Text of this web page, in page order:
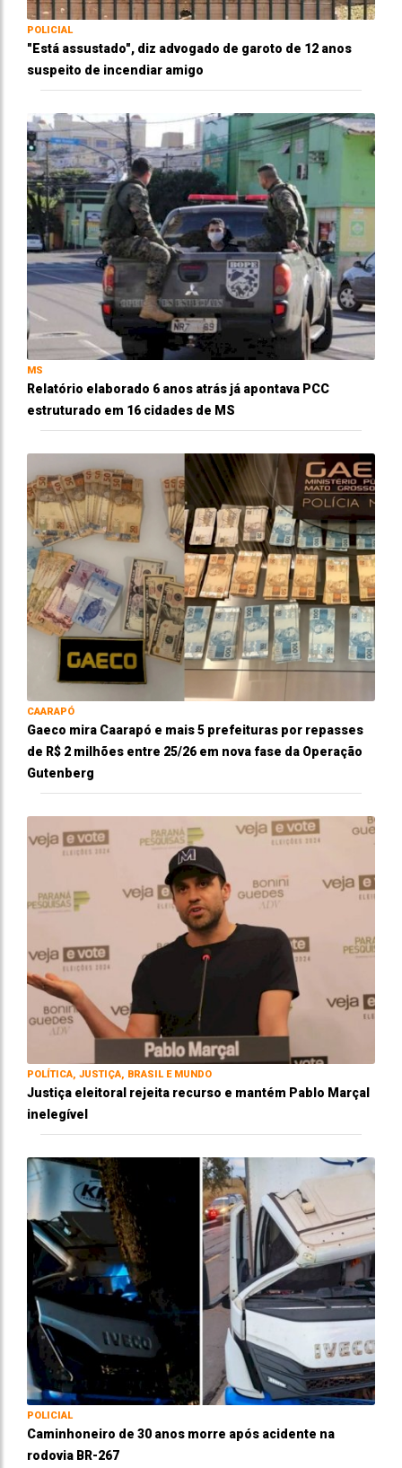
POLICIAL
"Está assustado", diz advogado de garoto de 12 anos
suspeito de incendiar amigo
MS
Relatório elaborado 6 anos atrás já apontava PCC
estruturado em 16 cidades de MS
CAARAPÓ
Gaeco mira Caarapó e mais 5 prefeituras por repasses
de R$ 2 milhões entre 25/26 em nova fase da Operação
Gutenberg
POLÍTICA, JUSTIÇA, BRASIL E MUNDO
Justiça eleitoral rejeita recurso e mantém Pablo Marçal
inelegível
POLICIAL
Caminhoneiro de 30 anos morre após acidente na
rodovia BR-267